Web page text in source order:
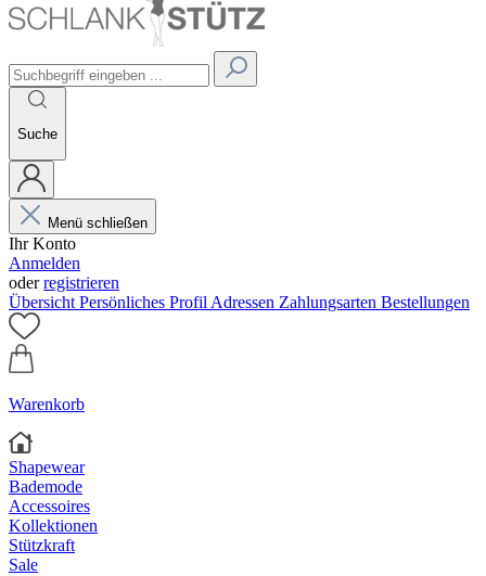
Suche
Menü schließen
Ihr Konto
Anmelden
oderregistrieren
Übersicht Persönliches Profil Adressen Zahlungsarten Bestellungen
Warenkorb
Shapewear
Bademode
Accessoires
Kollektionen
Stützkraft
Sale